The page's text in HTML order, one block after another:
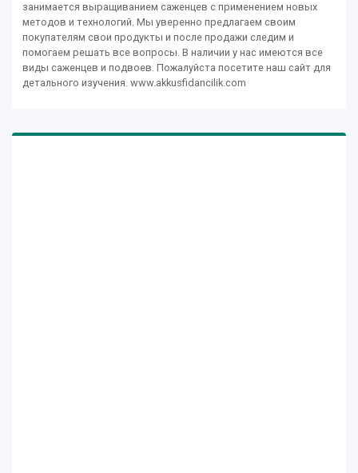
занимается выращиванием саженцев с применением новых
методов и технологий. Мы уверенно предлагаем своим
покупателям свои продукты и после продажи следим и
помогаем решать все вопросы. В наличии у нас имеются все
виды саженцев и подвоев. Пожалуйста посетите наш сайт для
детального изучения. www.akkusfidancilik.com